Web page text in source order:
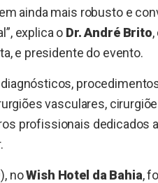
ainda mais robusto e
explica o Dr. André Brito
e presidente do evento.
vasculares,
profissionais dedicados
noWish Hotel da Bahia,